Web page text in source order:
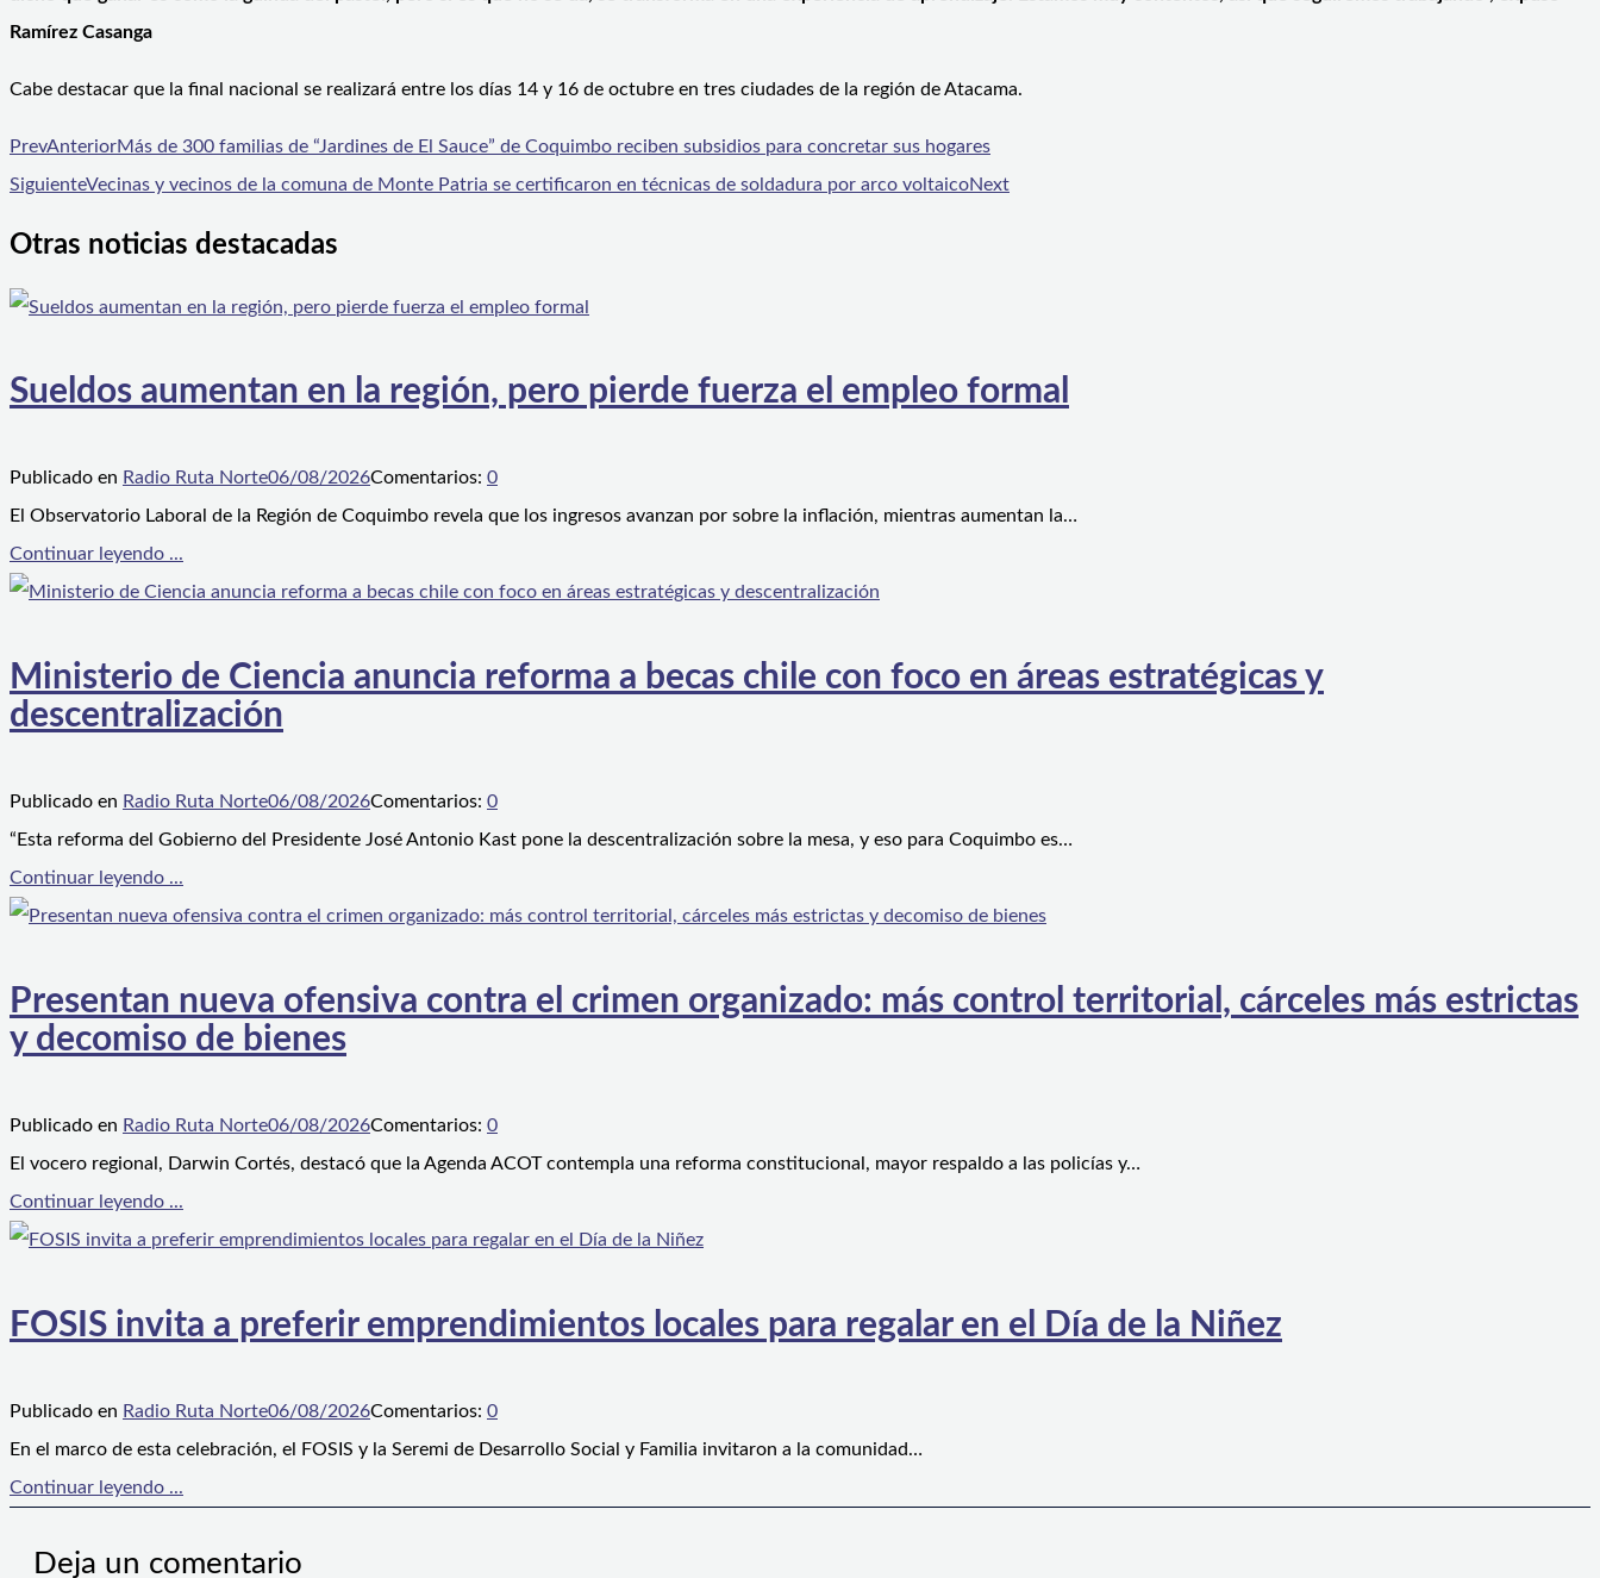
Ramírez Casanga
Cabe destacar que la final nacional se realizará entre los días 14 y 16 de octubre en tres ciudades de la región de Atacama.
PrevAnteriorMás de 300 familias de “Jardines de El Sauce” de Coquimbo reciben subsidios para concretar sus hogares
SiguienteVecinas y vecinos de la comuna de Monte Patria se certificaron en técnicas de soldadura por arco voltaicoNext
Otras noticias destacadas
Sueldos aumentan en la región, pero pierde fuerza el empleo formal
Publicado en Radio Ruta Norte06/08/2026Comentarios: 0
El Observatorio Laboral de la Región de Coquimbo revela que los ingresos avanzan por sobre la inflación, mientras aumentan la…
Continuar leyendo ...
Ministerio de Ciencia anuncia reforma a becas chile con foco en áreas estratégicas y
descentralización
Publicado en Radio Ruta Norte06/08/2026Comentarios: 0
“Esta reforma del Gobierno del Presidente José Antonio Kast pone la descentralización sobre la mesa, y eso para Coquimbo es…
Continuar leyendo ...
Presentan nueva ofensiva contra el crimen organizado: más control territorial, cárceles más estrictas
y decomiso de bienes
Publicado en Radio Ruta Norte06/08/2026Comentarios: 0
El vocero regional, Darwin Cortés, destacó que la Agenda ACOT contempla una reforma constitucional, mayor respaldo a las policías y…
Continuar leyendo ...
FOSIS invita a preferir emprendimientos locales para regalar en el Día de la Niñez
Publicado en Radio Ruta Norte06/08/2026Comentarios: 0
En el marco de esta celebración, el FOSIS y la Seremi de Desarrollo Social y Familia invitaron a la comunidad…
Continuar leyendo ...
Deja un comentario